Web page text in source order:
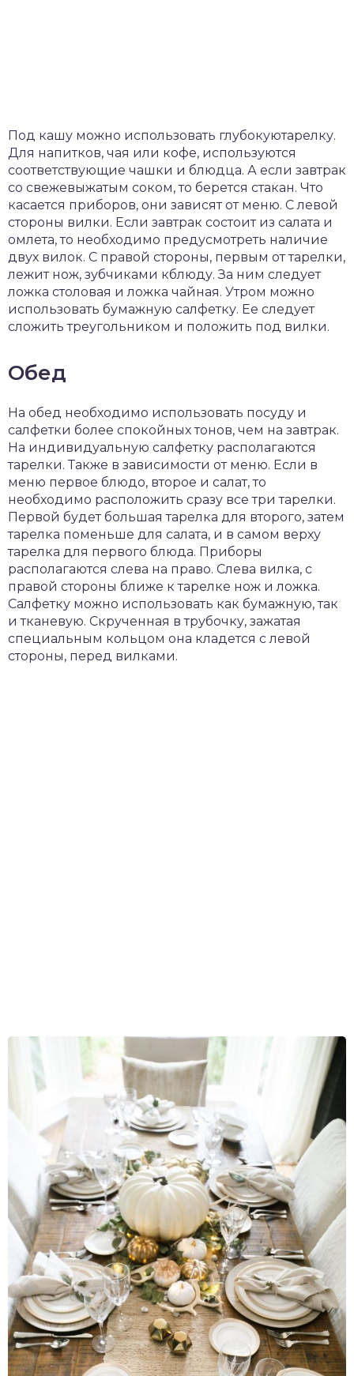
Под кашу можно использовать глубокуютарелку.
Для напитков, чая или кофе, используются
соответствующие чашки и блюдца. А если завтрак
со свежевыжатым соком, то берется стакан. Что
касается приборов, они зависят от меню. С левой
стороны вилки. Если завтрак состоит из салата и
омлета, то необходимо предусмотреть наличие
двух вилок. С правой стороны, первым от тарелки,
лежит нож, зубчиками кблюду. За ним следует
ложка столовая и ложка чайная. Утром можно
использовать бумажную салфетку. Ее следует
сложить треугольником и положить под вилки.
Обед
На обед необходимо использовать посуду и
салфетки более спокойных тонов, чем на завтрак.
На индивидуальную салфетку располагаются
тарелки. Также в зависимости от меню. Если в
меню первое блюдо, второе и салат, то
необходимо расположить сразу все три тарелки.
Первой будет большая тарелка для второго, затем
тарелка поменьше для салата, и в самом верху
тарелка для первого блюда. Приборы
располагаются слева на право. Слева вилка, с
правой стороны ближе к тарелке нож и ложка.
Салфетку можно использовать как бумажную, так
и тканевую. Скрученная в трубочку, зажатая
специальным кольцом она кладется с левой
стороны, перед вилками.